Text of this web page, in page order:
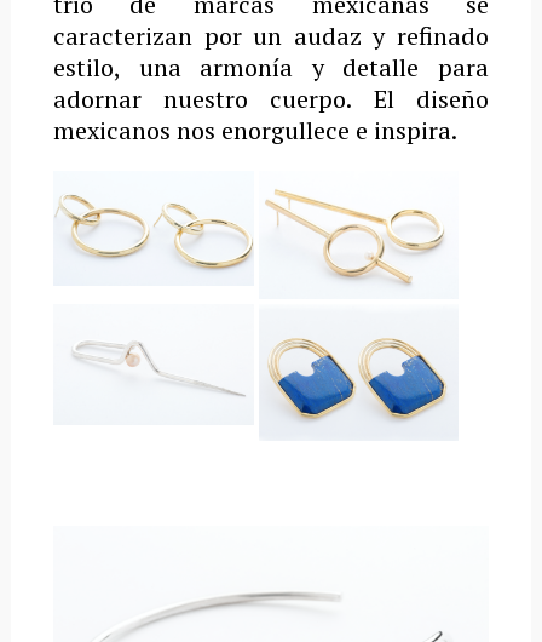
caracterizan por un audaz y refinado
estilo, una armonía y detalle para
adornar nuestro cuerpo. El diseño
mexicanos nos enorgullece e inspira.